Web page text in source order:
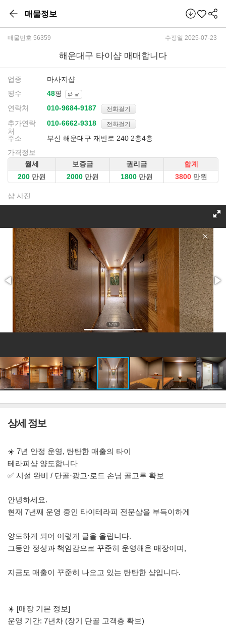
매물정보
매물번호 56359 수정일 2025-07-23
해운대구 타이샵 매매합니다
업종
마사지샵
평수
평 ㎡
연락처 전화걸기
추가연락
처
전화걸기
주소
부산 해운대구 재반로 240 2층4층
가격정보
월세
보증금 권리금
합계
만원
만원 만원 만원
샵 사진
상세 정보
☀️ 7년 안정 운영, 탄탄한 매출의 타이
테라피샵 양도합니다
✅ 시설 완비 / 단골·광고·로드 손님 골고루 확보
안녕하세요.
현재 7년째 운영 중인 타이테라피 전문샵을 부득이하게
양도하게 되어 이렇게 글을 올립니다.
그동안 정성과 책임감으로 꾸준히 운영해온 매장이며,
지금도 매출이 꾸준히 나오고 있는 탄탄한 샵입니다.
☀️ [매장 기본 정보]
운영 기간: 7년차 (장기 단골 고객층 확보)